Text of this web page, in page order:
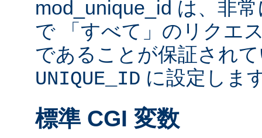
mod_unique_id は、非
で 「すべて」のリクエ
であることが保証され
UNIQUE_ID に設定しま
標準 CGI 変数